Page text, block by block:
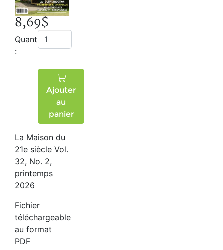
8,69$
Quantité
:
Ajouter
au
panier
La Maison du
21e siècle Vol.
32, No. 2,
printemps
2026
Fichier
téléchargeable
au format
PDF